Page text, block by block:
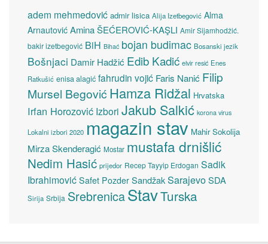
adem mehmedović admir lisica Alija Izetbegović Alma
Arnautović Amina ŠEĆEROVIĆ-KAŞLI Amir Sijamhodžić.
bakir izetbegović BiH Bihać bojan budimac Bosanski jezik
Bošnjaci Damir Hadžić Edib Kadić elvir resić Enes
Ratkušić enisa alagić fahrudin vojić Faris Nanić Filip
Mursel Begović Hamza Ridžal Hrvatska
Irfan Horozović Izbori Jakub Salkić korona virus
Lokalni izbori 2020 magazin stav Mahir Sokolija
Mirza Skenderagić Mostar mustafa drnišlić
Nedim Hasić prijedor Recep Tayyip Erdogan Sadik
Ibrahimović Safet Pozder SandžakSarajevoSDA
Sirija Srbija SrebrenicaStavTurska